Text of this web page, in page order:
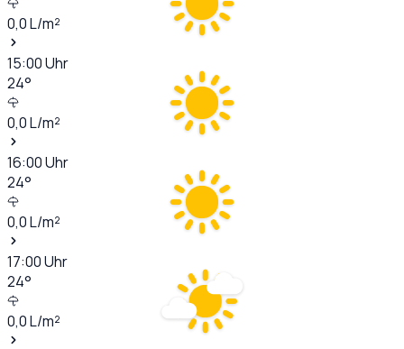
0,0L/m²
15:00Uhr
24°
0,0L/m²
16:00Uhr
24°
0,0L/m²
17:00Uhr
24°
0,0L/m²